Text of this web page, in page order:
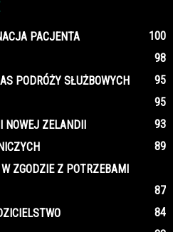
PACJENTA
100
98
PODRÓŻY SŁUŻBOWYCH
95
95
NOWEJ ZELANDII
93
89
ZGODZIE Z POTRZEBAMI
87
84